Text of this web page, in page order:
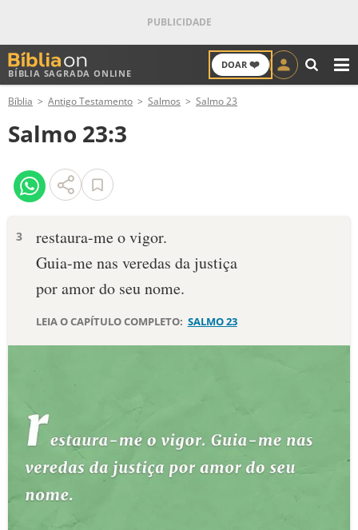
BÍBLIA SAGRADA ONLINE
DOAR ❤️
ANTIGO TESTAMENTO
NOVO TESTAMENTO
VERSÍCULOS
PALAVRA DO DIA
DEVOCIONAL DIÁRIO
ESTUDOS BÍBLICOS
ESBOÇOS DE PREGAÇÃO
Bíblia Antigo Testamento Salmos Salmo 23
Salmo 23:3
3
restaura-me o vigor.
Guia-me nas veredas da justiça
por amor do seu nome.
LEIA O CAPÍTULO COMPLETO: SALMO 23